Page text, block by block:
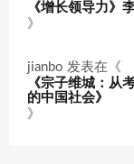
《增长领导力》
》
jianbo 发表在《
《宗子维城：从
的中国社会》
》